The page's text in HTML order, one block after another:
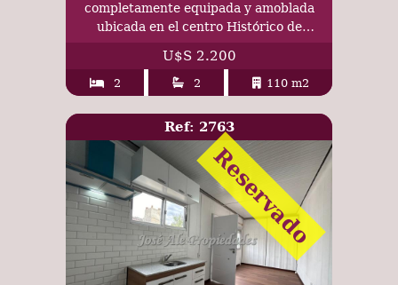
completamente equipada y amoblada
ubicada en el centro Histórico de
pocas cuadras de la Terminal de
Ómnibus y Puerto Comercial.
U$S 2.200
2 2 110 m2
Ref: 2763
Reservado